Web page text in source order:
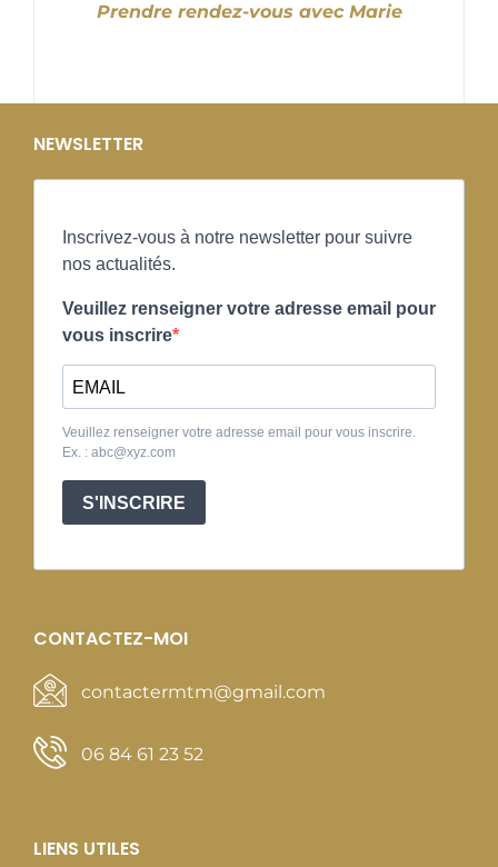
Prendre rendez-vous avec Marie
NEWSLETTER
Inscrivez-vous à notre newsletter pour suivre
nos actualités.
Veuillez renseigner votre adresse email pour
vous inscrire
Veuillez renseigner votre adresse email pour vous inscrire.
Ex. : abc@xyz.com
S'INSCRIRE
CONTACTEZ-MOI
contactermtm@gmail.com
06 84 61 23 52
LIENS UTILES